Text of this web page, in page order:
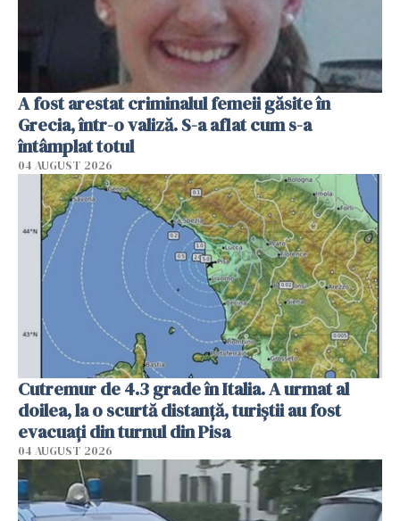
A fost arestat criminalul femeii găsite în
Grecia, într-o valiză. S-a aflat cum s-a
întâmplat totul
04 AUGUST 2026
Cutremur de 4.3 grade în Italia. A urmat al
doilea, la o scurtă distanță, turiștii au fost
evacuați din turnul din Pisa
04 AUGUST 2026